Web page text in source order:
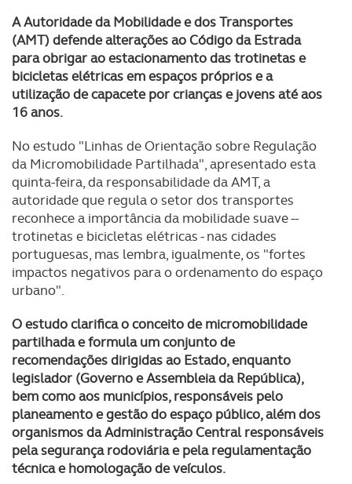
A Autoridade da Mobilidade e dos Transportes
(AMT) defende alterações ao Código da Estrada
para obrigar ao estacionamento das trotinetas e
bicicletas elétricas em espaços próprios e a
utilização de capacete por crianças e jovens até aos
16 anos.
No estudo "Linhas de Orientação sobre Regulação
da Micromobilidade Partilhada", apresentado esta
quinta-feira, da responsabilidade da AMT, a
autoridade que regula o setor dos transportes
reconhece a importância da mobilidade suave --
trotinetas e bicicletas elétricas - nas cidades
portuguesas, mas lembra, igualmente, os "fortes
impactos negativos para o ordenamento do espaço
urbano".
O estudo clarifica o conceito de micromobilidade
partilhada e formula um conjunto de
recomendações dirigidas ao Estado, enquanto
legislador (Governo e Assembleia da República),
bem como aos municípios, responsáveis pelo
planeamento e gestão do espaço público, além dos
organismos da Administração Central responsáveis
pela segurança rodoviária e pela regulamentação
técnica e homologação de veículos.